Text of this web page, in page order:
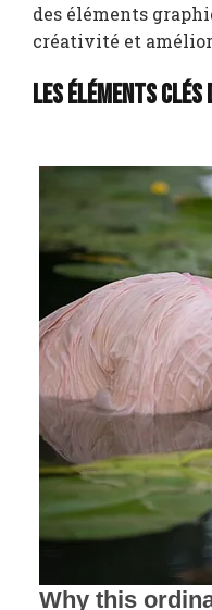
des éléments
créativité et
Les éléments